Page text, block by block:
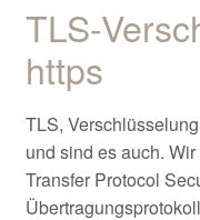
TLS-
https
TLS,
und sind es auch.
Transfer Protocol